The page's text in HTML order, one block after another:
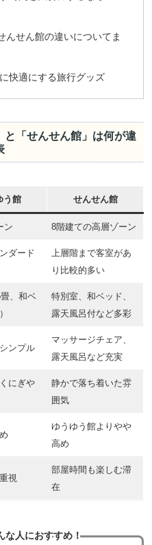
んせん館の違いについてま
快適にする旅行グッズ
と「せんせん館」は何が違
う館 せんせん館
ン 8階建ての高層ゾーン
ダード
上層階まで客室があ
り比較的多い
、和ベ
特別室、和ベッド、
露天風呂付など多彩
ンプル
マッサージチェア、
露天風呂など充実
にぎや
静かで落ち着いた雰
囲気
ゆうゆう館よりやや
高め
視
部屋時間も楽しむ滞
在
な人におすすめ！